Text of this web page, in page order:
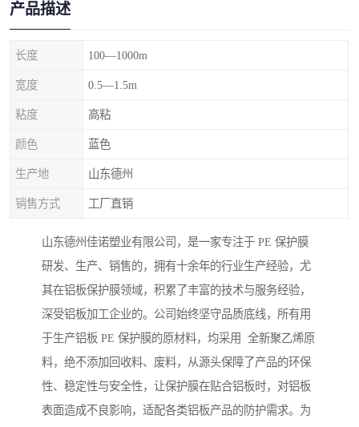
产品描述
长度 100—1000m
宽度 0.5—1.5m
粘度 高粘
颜色 蓝色
生产地 山东德州
销售方式 工厂直销
山东德州佳诺塑业有限公司，是一家专注于 PE 保护膜
研发、生产、销售的，拥有十余年的行业生产经验，尤
其在铝板保护膜领域，积累了丰富的技术与服务经验，
深受铝板加工企业的。公司始终坚守品质底线，所有用
于生产铝板 PE 保护膜的原材料，均采用 全新聚乙烯原
料，绝不添加回收料、废料，从源头保障了产品的环保
性、稳定性与安全性，让保护膜在贴合铝板时，对铝板
表面造成不良影响，适配各类铝板产品的防护需求。为